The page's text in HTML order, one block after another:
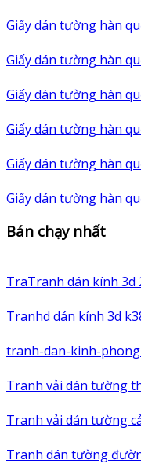
Giấy dán tường hàn
Giấy dán tường hàn
Giấy dán tường hàn
Giấy dán tường hàn
Giấy dán tường hàn
Giấy dán tường hàn
Bán chạy nhất
TraTranh dán kính 3d
Tranhd dán kính 3d
tranh-dan-kinh-
Tranh vải dán tường
Tranh vải dán tường
Tranh dán tường